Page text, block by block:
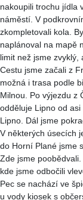
nakoupili trochu jídla
náměstí. V
zkompletovali kola.
naplánoval na mapě
limit než jsme zvyklý,
Cestu jsme začali z
možná i trasa podle
Milnou. Po výjezdu z
odděluje Lipno od
Lipno. Dál jsme
V některých úsecích
do Horní Plané jsme
Zde jsme
kde jsme odbočili
Pec se nachází ve
u vody kiosek s